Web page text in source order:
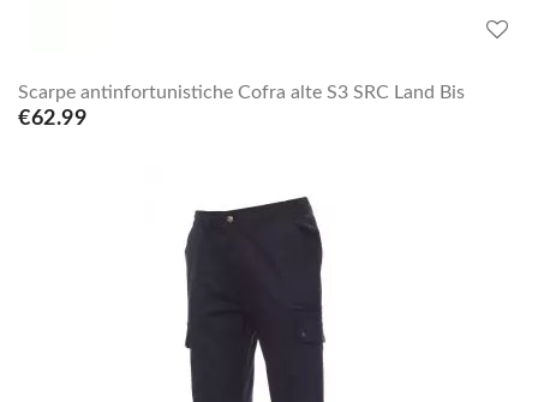
Scarpe antinfortunistiche Cofra alte S3 SRC Land Bis
€62.99